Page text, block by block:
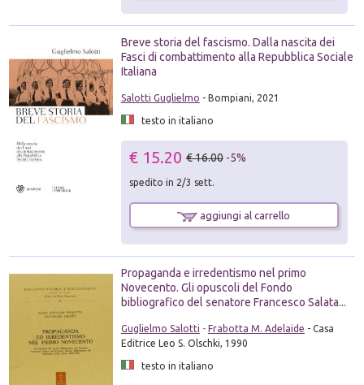
Breve storia del fascismo. Dalla nascita dei
Fasci di combattimento alla Repubblica Sociale
Italiana
Salotti Guglielmo - Bompiani, 2021
testo in italiano
€ 15.20 € 16.00 -5%
spedito in 2/3 sett.
aggiungi al carrello
Propaganda e irredentismo nel primo
Novecento. Gli opuscoli del Fondo
bibliografico del senatore Francesco Salata...
Guglielmo Salotti - Frabotta M. Adelaide - Casa
Editrice Leo S. Olschki, 1990
testo in italiano